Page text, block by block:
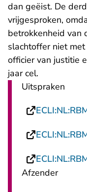
dan geëist. De
vrijgesproken,
betrokkenheid van
slachtoffer niet
officier van justitie
jaar cel.
Uitspraken
Afzender